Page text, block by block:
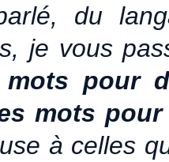
du
je vous
mots pour
mots pour
à celles